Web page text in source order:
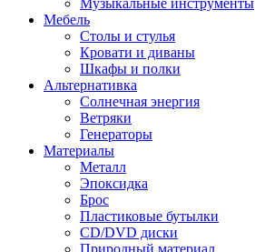
Музыкальные инструменты
Мебель
Столы и стулья
Кровати и диваны
Шкафы и полки
Альтернативка
Солнечная энергия
Ветряки
Генераторы
Материалы
Металл
Эпоксидка
Брос
Пластиковые бутылки
CD/DVD диски
Природный материал